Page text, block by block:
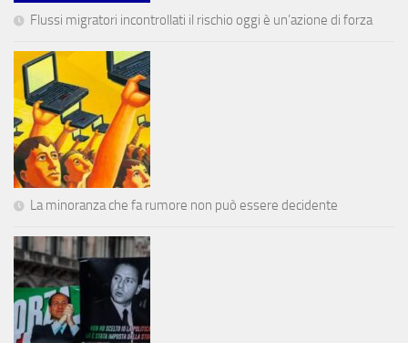
Flussi migratori incontrollati il rischio oggi è un’azione di forza
La minoranza che fa rumore non può essere decidente